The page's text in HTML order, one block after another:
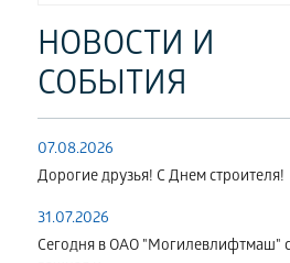
НОВОСТИ И
СОБЫТИЯ
07.08.2026
Дорогие друзья! С Днем строителя!
31.07.2026
Сегодня в ОАО "Могилевлифтмаш"